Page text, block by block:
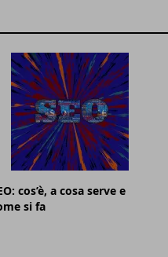
cos’è, a cosa serve e
si fa